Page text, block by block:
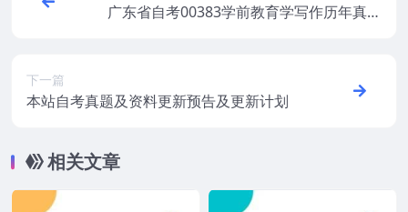
广东省自考00383学前教育学写作历年真题
下一篇
本站自考真题及资料更新预告及更新计划
相关文章